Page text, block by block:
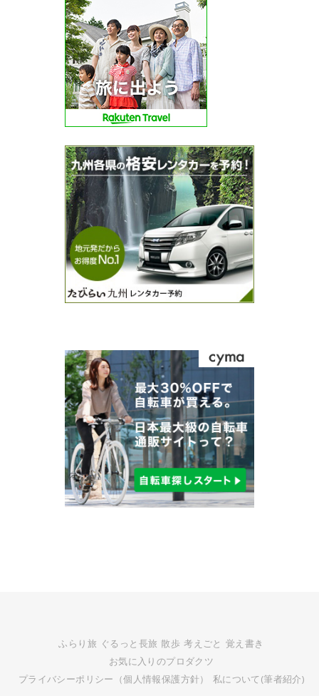
ふらり旅 ぐるっと長旅 散歩 考えごと 覚え書き
お気に入りのプロダクツ
プライバシーポリシー（個人情報保護方針）
私について(筆者紹介)